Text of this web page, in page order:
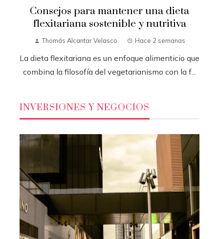
Consejos para mantener una dieta
flexitariana sostenible y nutritiva
Thomás Alcantar Velasco Hace 2 semanas
La dieta flexitariana es un enfoque alimenticio que
combina la filosofía del vegetarianismo con la f...
INVERSIONES Y NEGOCIOS